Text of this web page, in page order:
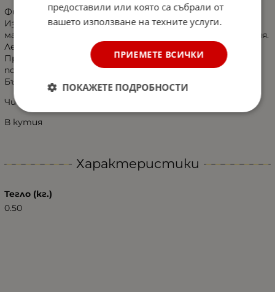
Фина изработка.
Изработен от висококачествен пластмасов
материал, издръжлив, устойчив на износване и корозия.
Лесен монтаж.
Приложение: врати, броня, лайсни,
подкалници, панели, табло, кори на вратите и др.
Бързо и лесно премахване.
Чисто нови
В кутия
Характеристики
Тегло (кг.)
0.50
предоставили или която са събрали от
вашето използване на техните услуги.
ПРИЕМЕТЕ ВСИЧКИ
ПОКАЖЕТЕ ПОДРОБНОСТИ